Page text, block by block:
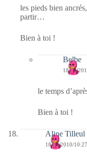
les pieds bien
partir…
Bien à toi !
Belbe
18/08/
le temps
Bien à toi !
Aline Tilleul
18/08/2010/10:27